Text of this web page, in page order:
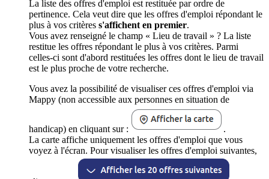
La liste des offres d'emploi est restituée par ordre de
pertinence. Cela veut dire que les offres d'emploi répondant le
plus à vos critères s'affichent en premier.
Vous avez renseigné le champ « Lieu de travail » ? La liste
restitue les offres répondant le plus à vos critères. Parmi
celles-ci sont d'abord restituées les offres dont le lieu de travail
est le plus proche de votre recherche.
Vous avez la possibilité de visualiser ces offres d'emploi via
Mappy (non accessible aux personnes en situation de
handicap) en cliquant sur :
.
La carte affiche uniquement les offres d'emploi que vous
voyez à l'écran. Pour visualiser les offres d'emploi suivantes,